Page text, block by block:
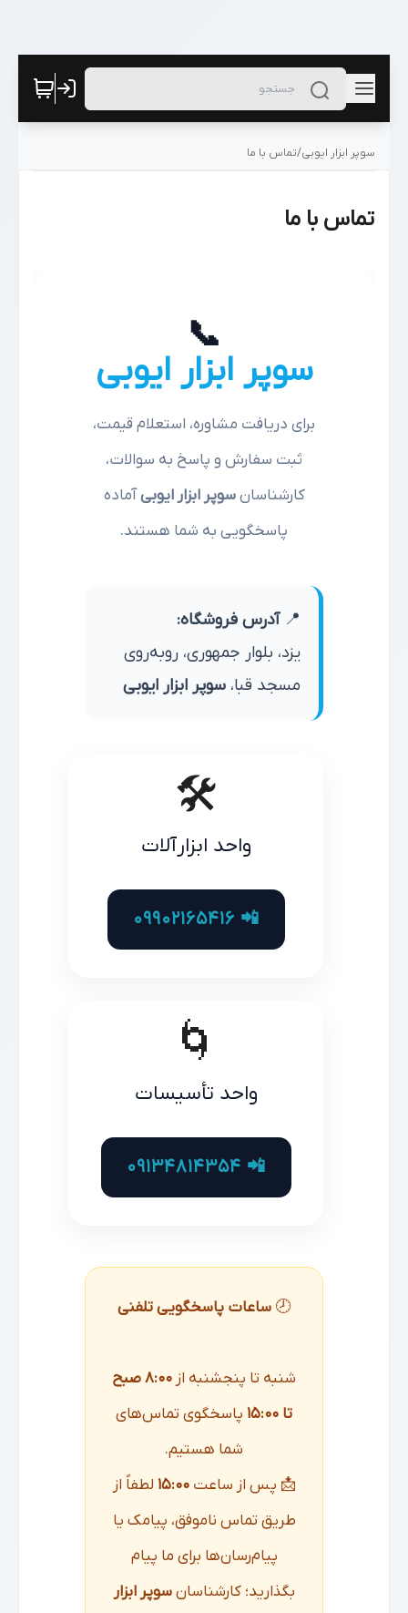
سوپر ابزار ایوبی/تماس با ما
تماس با ما
📞
سوپر ابزار ایوبی
برای دریافت مشاوره، استعلام قیمت،
ثبت سفارش و پاسخ به سوالات،
کارشناسانسوپر ابزار ایوبیآماده
پاسخگویی به شما هستند.
📍آدرس فروشگاه:
یزد، بلوار جمهوری، روبه‌روی
مسجد قبا، سوپر ابزار ایوبی
🛠️
واحد ابزارآلات
📲 09902165416
🌀
واحد تأسیسات
📲 09134814354
🕗 ساعات پاسخگویی تلفنی
شنبه تا پنجشنبه از
۸:۰۰ صبح
تا ۱۵:۰۰
پاسخگوی تماس‌های
شما هستیم.
📩 پس از ساعت۱۵:۰۰ لطفاً از
طریق تماس ناموفق، پیامک یا
پیام‌رسان‌ها برای ما پیام
بگذارید؛ کارشناسانسوپر ابزار